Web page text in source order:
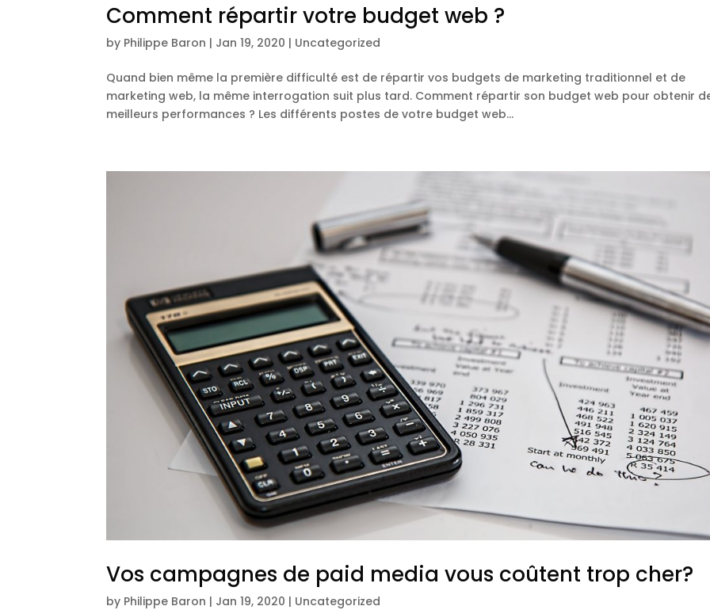
Comment répartir votre budget web ?
by Philippe Baron | Jan 19, 2020 | Uncategorized
Quand bien même la première difficulté est de répartir vos budgets de marketing traditionnel et de
marketing web, la même interrogation suit plus tard. Comment répartir son budget web pour obtenir
meilleurs performances ? Les différents postes de votre budget web...
Vos campagnes de paid media vous coûtent trop cher?
by Philippe Baron | Jan 19, 2020 | Uncategorized